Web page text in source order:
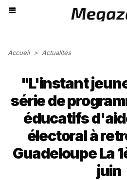
Accueil > Actualités
"L'instant
série de
éducatifs
électoral à
Guadeloupe La
juin